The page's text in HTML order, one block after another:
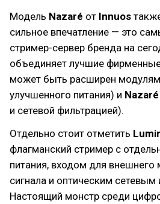
Модель Nazaré от Innuos
сильное впечатление — это
стример-сервер бренда на
объединяет лучшие фирменные
может быть расширен
улучшенного питания) и
и сетевой фильтрацией).
Отдельно стоит отметить
флагманский стример с
питания, входом для внешнего
сигнала и оптическим сетевым
Настоящий монстр среди